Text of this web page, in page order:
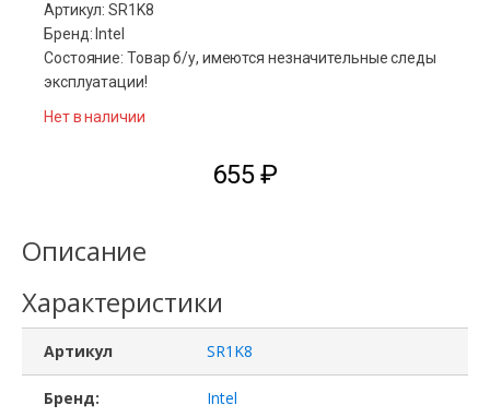
Артикул: SR1K8
Бренд: Intel
Состояние: Товар б/у, имеются незначительные следы
эксплуатации!
Нет в наличии
655₽
Описание
Характеристики
Артикул SR1K8
Бренд: Intel